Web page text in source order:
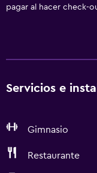
pagar al hacer check-
Servicios e
Gimnasio
Restaurante